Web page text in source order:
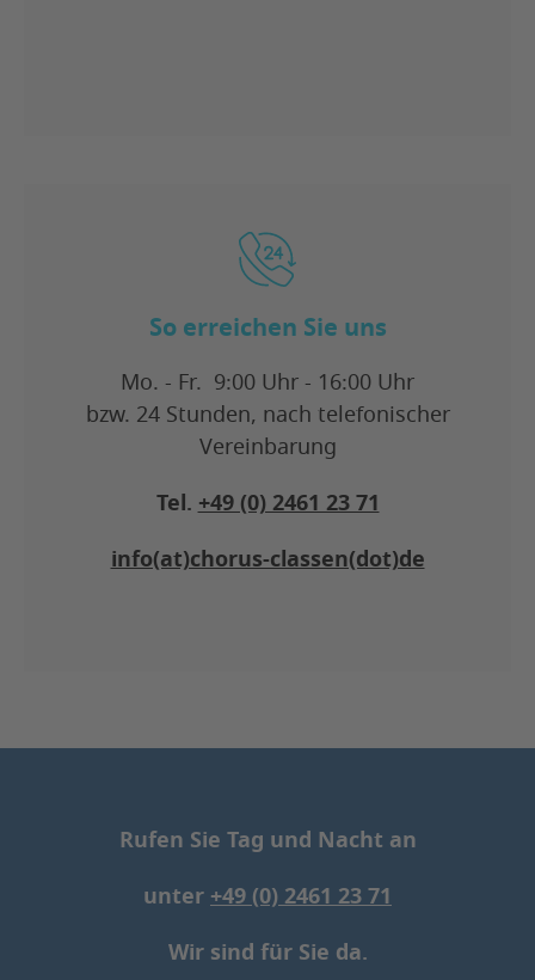
So erreichen Sie uns
Mo. - Fr. 9:00 Uhr - 16:00 Uhr
bzw. 24 Stunden, nach telefonischer
Vereinbarung
Tel. +49 (0) 2461 23 71
info(at)chorus-classen(dot)de
Rufen Sie Tag und Nacht an
unter +49 (0) 2461 23 71
Wir sind für Sie da.